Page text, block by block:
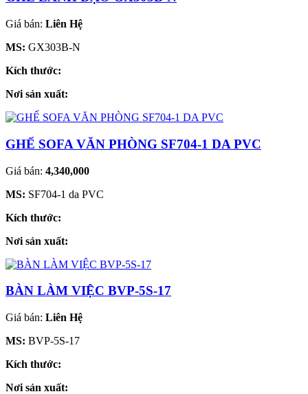
Giá bán: Liên Hệ
MS: GX303B-N
Kích thước:
Nơi sản xuất:
GHẾ SOFA VĂN PHÒNG SF704-1 DA PVC
Giá bán: 4,340,000
MS: SF704-1 da PVC
Kích thước:
Nơi sản xuất:
BÀN LÀM VIỆC BVP-5S-17
Giá bán: Liên Hệ
MS: BVP-5S-17
Kích thước:
Nơi sản xuất: